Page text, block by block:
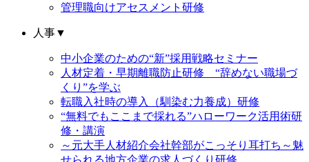
管理職向けアセスメント研修
人事▼
中小企業のための“新”採用戦略セミナー
人材定着・早期離職防止研修 “辞めない職場づ
くり”を学ぶ
転職入社時の導入（馴染む力養成）研修
“無料でもここまで採れる”ハローワーク活用術研
修・講演
～元大手人材紹介会社幹部がこっそり耳打ち～魅
せられる地方企業の求人づくり研修